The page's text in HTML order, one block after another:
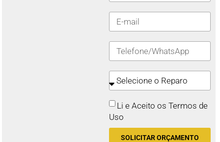
Li e Aceito os Termos de
Uso
SOLICITAR ORÇAMENTO